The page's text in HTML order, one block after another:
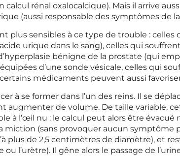
calcul rénal oxalocalcique). Mais il arrive
(aussi responsable des symptômes de
plus sensibles à ce type de trouble :
urique dans le sang), celles qui
bénigne de la prostate (qui
d’une sonde vésicale, celles qui
médicaments peuvent aussi
à se former dans l’un des reins. Il se
augmenter de volume. De taille variable,
à l’œil nu : le calcul peut alors être
miction (sans provoquer aucun symptôme
plus de 2,5 centimètres de diamètre), et
ou l’urètre). Il gêne alors le passage de